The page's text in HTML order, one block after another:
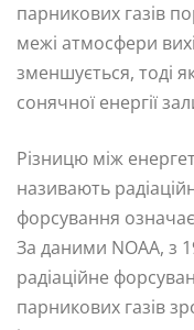
парникових газів
межі атмосфери
зменшується, тоді
сонячної енергії
Різницю між
називають
форсування
За даними NOAA, з
радіаційне
парникових газів